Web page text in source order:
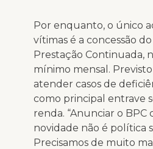
Por enquanto, o único
vítimas é a concessão
Prestação Continuada,
mínimo mensal.
atender casos de
como principal entrave
renda. “Anunciar o BPC
novidade não é política
Precisamos de muito